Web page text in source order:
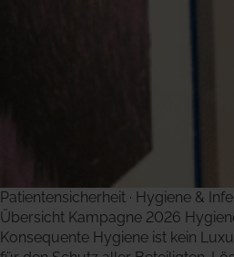
Patientensicherheit · Hygiene &
Übersicht Kampagne 2026
Konsequente Hygiene ist kein